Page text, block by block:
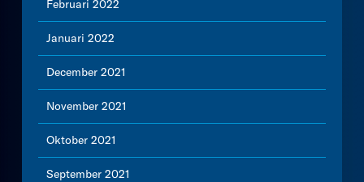
Februari 2022
Januari 2022
December 2021
November 2021
Oktober 2021
September 2021